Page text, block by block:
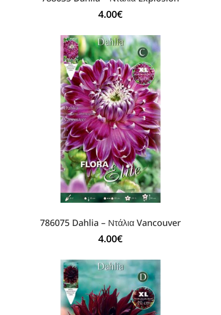
4.00€
786075 Dahlia – Ντάλια Vancouver
4.00€